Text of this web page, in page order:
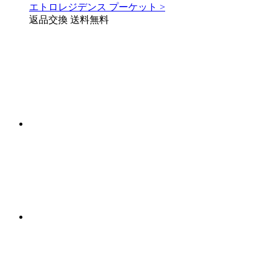
エトロレジデンス プーケット >
返品交換 送料無料